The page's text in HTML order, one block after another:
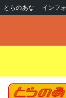
とらのあな インフォ